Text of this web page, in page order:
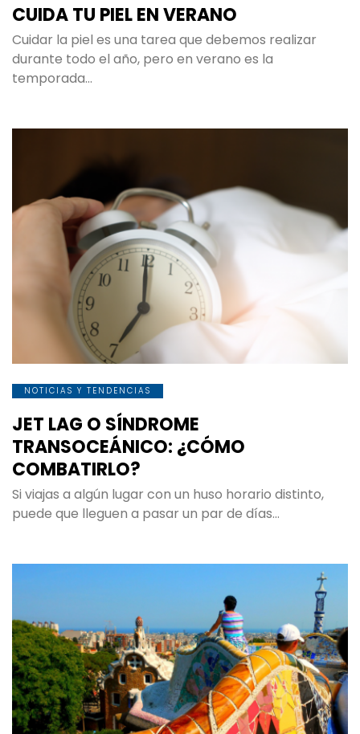
CUIDA TU PIEL EN VERANO
Cuidar la piel es una tarea que debemos realizar
durante todo el año, pero en verano es la
temporada…
NOTICIAS Y TENDENCIAS
JET LAG O SÍNDROME
TRANSOCEÁNICO: ¿CÓMO
COMBATIRLO?
Si viajas a algún lugar con un huso horario distinto,
puede que lleguen a pasar un par de días…